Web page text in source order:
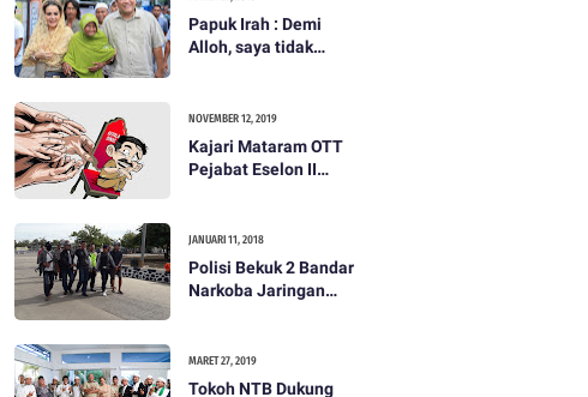
Papuk Irah : Demi
Alloh, saya tidak
itu bohong
NOVEMBER 12, 2019
Kajari Mataram OTT
Pejabat Eselon II
JANUARI 11, 2018
Polisi Bekuk 2 Bandar
Narkoba Jaringan
MARET 27, 2019
Tokoh NTB Dukung